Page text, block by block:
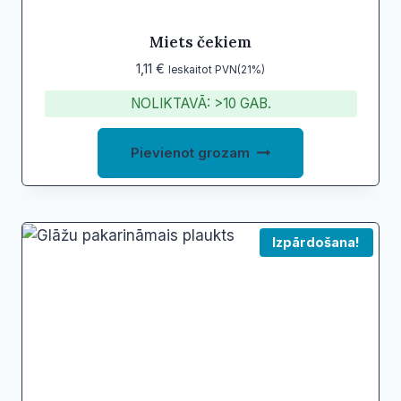
Miets čekiem
1,11 € Ieskaitot PVN(21%)
NOLIKTAVĀ: >10 GAB.
Pievienot grozam
Izpārdošana!